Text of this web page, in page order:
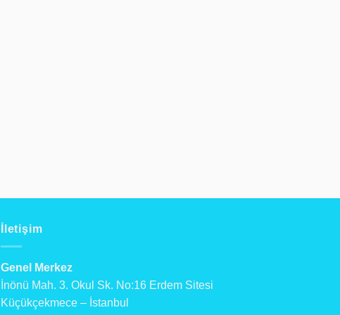
İletişim
Genel Merkez
İnönü Mah. 3. Okul Sk. No:16 Erdem Sitesi
Küçükçekmece – İstanbul